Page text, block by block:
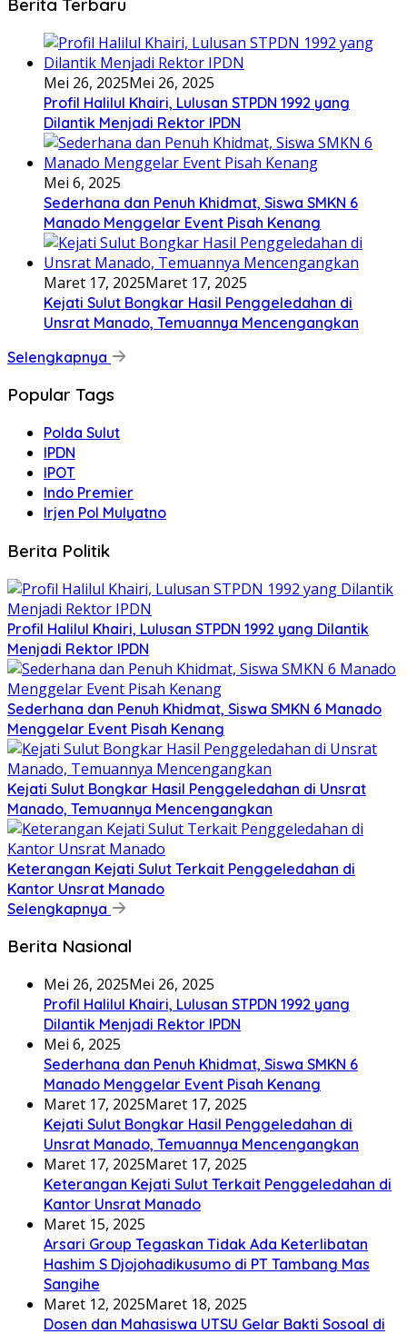
Berita Terbaru
Mei 26, 2025Mei 26, 2025
Profil Halilul Khairi, Lulusan STPDN 1992 yang
Dilantik Menjadi Rektor IPDN
Mei 6, 2025
Sederhana dan Penuh Khidmat, Siswa SMKN 6
Manado Menggelar Event Pisah Kenang
Maret 17, 2025Maret 17, 2025
Kejati Sulut Bongkar Hasil Penggeledahan di
Unsrat Manado, Temuannya Mencengangkan
Selengkapnya
Popular Tags
Polda Sulut
IPDN
IPOT
Indo Premier
Irjen Pol Mulyatno
Berita Politik
Profil Halilul Khairi, Lulusan STPDN 1992 yang Dilantik
Menjadi Rektor IPDN
Sederhana dan Penuh Khidmat, Siswa SMKN 6 Manado
Menggelar Event Pisah Kenang
Kejati Sulut Bongkar Hasil Penggeledahan di Unsrat
Manado, Temuannya Mencengangkan
Keterangan Kejati Sulut Terkait Penggeledahan di
Kantor Unsrat Manado
Selengkapnya
Berita Nasional
Mei 26, 2025Mei 26, 2025
Profil Halilul Khairi, Lulusan STPDN 1992 yang
Dilantik Menjadi Rektor IPDN
Mei 6, 2025
Sederhana dan Penuh Khidmat, Siswa SMKN 6
Manado Menggelar Event Pisah Kenang
Maret 17, 2025Maret 17, 2025
Kejati Sulut Bongkar Hasil Penggeledahan di
Unsrat Manado, Temuannya Mencengangkan
Maret 17, 2025Maret 17, 2025
Keterangan Kejati Sulut Terkait Penggeledahan di
Kantor Unsrat Manado
Maret 15, 2025
Arsari Group Tegaskan Tidak Ada Keterlibatan
Hashim S Djojohadikusumo di PT Tambang Mas
Sangihe
Maret 12, 2025Maret 18, 2025
Dosen dan Mahasiswa UTSU Gelar Bakti Sosoal di